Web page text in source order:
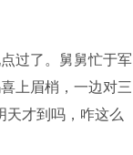
过了。舅舅忙于军
上眉梢，一边对三
天才到吗，咋这么